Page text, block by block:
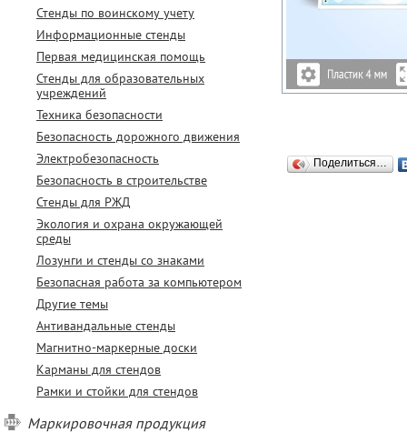
Стенды по воинскому учету
Информационные стенды
Первая медицинская помощь
Стенды для образовательных
учреждений
Техника безопасности
Безопасность дорожного движения
Электробезопасность
Безопасность в строительстве
Стенды для РЖД
Экология и охрана окружающей
среды
Лозунги и стенды со знаками
Безопасная работа за компьютером
Другие темы
Антивандальные стенды
Магнитно-маркерные доски
Карманы для стендов
Рамки и стойки для стендов
Маркировочная продукция
Поделиться…